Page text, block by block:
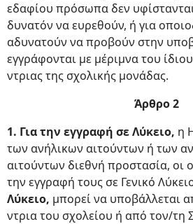
εδαφίου πρόσωπα δεν
δυνατόν να ευρεθούν, ή για
αδυνατούν να προβούν στην
εγγράφονται με μέριμνα του
ντριας της σχολικής μονάδας.
Άρθρο 2
1. Για την εγγραφή σε Λύκειο, η
των ανήλικων αιτούντων ή των
αιτούντων διεθνή προστασία, οι
την εγγραφή τους σε Γενικό
Λύκειο, μπορεί να υποβάλλεται
ντρια του σχολείου ή από τον/τη